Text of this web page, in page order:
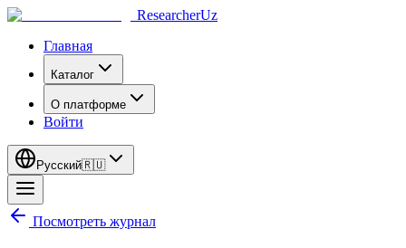
ResearcherUz
Главная
Каталог
О платформе
Войти
Русский🇷🇺
Посмотреть журнал